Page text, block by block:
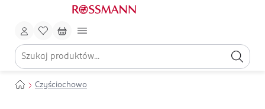
Czyściochowo